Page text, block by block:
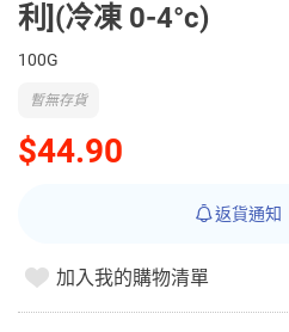
利](冷凍 0-4°c)
100G
$44.90
暫無存貨
返貨通知
加入我的購物清單